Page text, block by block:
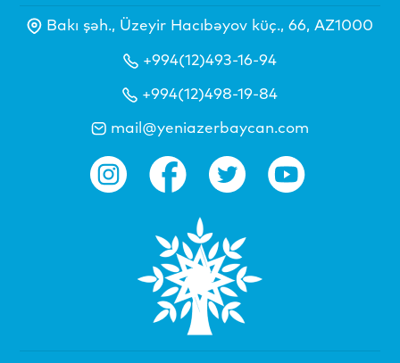
Bakı şəh., Üzeyir Hacıbəyov küç., 66, AZ1000
+994(12)493-16-94
+994(12)498-19-84
mail@yeniazerbaycan.com